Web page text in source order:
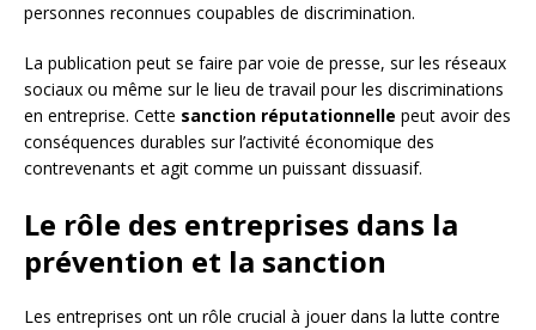
personnes reconnues coupables de discrimination.
La publication peut se faire par voie de presse, sur les réseaux
sociaux ou même sur le lieu de travail pour les discriminations
en entreprise. Cette sanction réputationnelle peut avoir des
conséquences durables sur l’activité économique des
contrevenants et agit comme un puissant dissuasif.
Le rôle des entreprises dans la
prévention et la sanction
Les entreprises ont un rôle crucial à jouer dans la lutte contre